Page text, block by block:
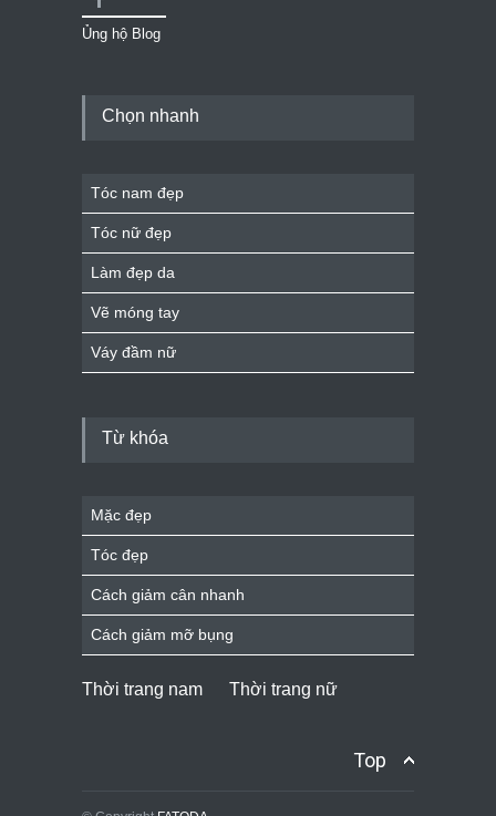
Ủng hộ Blog
Chọn nhanh
Tóc nam đẹp
Tóc nữ đẹp
Làm đẹp da
Vẽ móng tay
Váy đầm nữ
Từ khóa
Mặc đẹp
Tóc đẹp
Cách giảm cân nhanh
Cách giảm mỡ bụng
Thời trang nam Thời trang nữ
Top